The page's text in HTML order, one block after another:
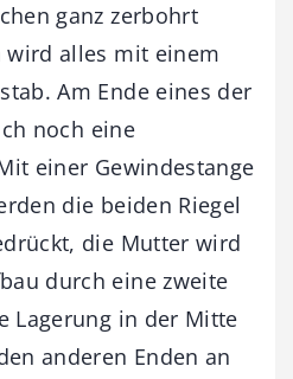
ganz zerbohrt
wird alles mit einem
Am Ende eines der
noch eine
einer Gewindestange
die beiden Riegel
die Mutter wird
durch eine zweite
Lagerung in der Mitte
anderen Enden an